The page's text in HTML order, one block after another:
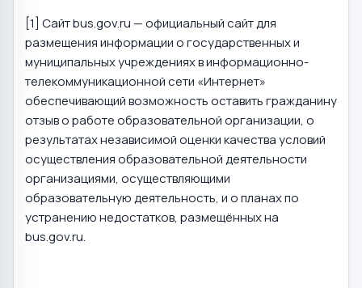
[1] Сайт bus.gov.ru — официальный сайт для
размещения информации о государственных и
муниципальных учреждениях в информационно-
телекоммуникационной сети «Интернет»
обеспечивающий возможность оставить гражданину
отзыв о работе образовательной организации, о
результатах независимой оценки качества условий
осуществления образовательной деятельности
организациями, осуществляющими
образовательную деятельность, и о планах по
устранению недостатков, размещённых на
bus.gov.ru.